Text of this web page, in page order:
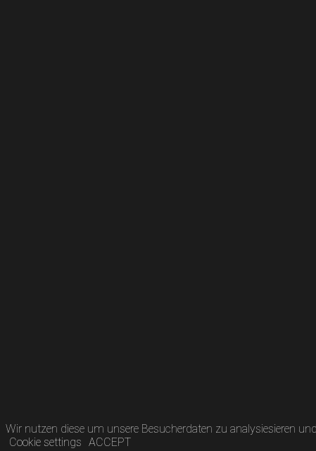
Wir nutzen diese um unsere Besucherdaten zu analysiesieren
Cookie settings ACCEPT